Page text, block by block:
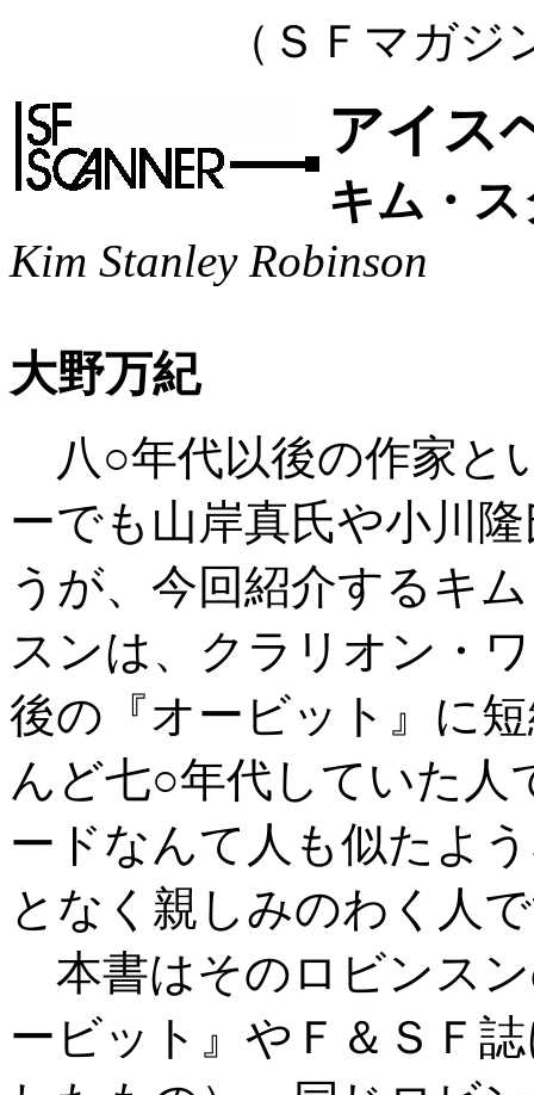
（ＳＦマガ
アイス
キム・
Kim Stanley Robinson
大野万紀
八○年代以後の作家と
ーでも山岸真氏や小川
うが、今回紹介するキ
スンは、クラリオン・
後の『オービット』に
んど七○年代していた
ードなんて人も似たよ
となく親しみのわく人
本書はそのロビンス
ービット』やＦ＆ＳＦ